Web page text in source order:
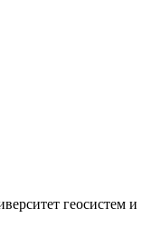
геосистем и